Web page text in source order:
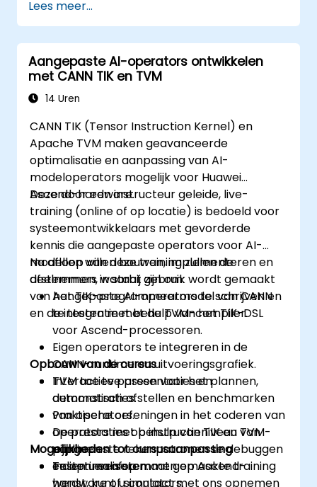
Lees meer...
Aangepaste AI-operators ontwikkelen
met CANN TIK en TVM
14 Uren
CANN TIK (Tensor Instruction Kernel) en
Apache TVM maken geavanceerde
optimalisatie en aanpassing van AI-
modeloperators mogelijk voor Huawei
Ascend-hardware.
Deze door een instructeur geleide, live-
training (online of op locatie) is bedoeld voor
systeemontwikkelaars met gevorderde
kennis die aangepaste operators voor AI-
modellen willen bouwen, implementeren en
afstemmen, waarbij gebruik wordt gemaakt
van het TIK-programmeermodel van CANN
en de integratie met de TVM-compiler.
Na afloop van deze training zullen de
deelnemers in staat zijn om:
Aangepaste AI-operators te schrijven en
te testen met behulp van het TIK-DSL
voor Ascend-processoren.
Eigen operators te integreren in de
CANN-runtime en uitvoeringsgrafiek.
TVM toe te passen voor het plannen,
automatisch afstellen en benchmarken
van operators.
De prestaties op instructieniveau van
aangepaste rekenpatronen te debuggen
en optimaliseren.
Opbouw van de cursus
Interactieve presentaties en
demonstraties.
Praktische oefeningen in het coderen van
operators met behulp van TIK en TVM-
pijplijnen.
Testen en afstemmen op Ascend-
hardware of simulators.
Mogelijkheden tot cursusaanpassing
Indien u een op maat gemaakte training
wenst, kunt u contact met ons opnemen